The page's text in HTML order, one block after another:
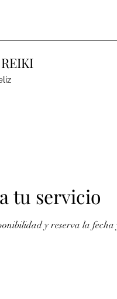
tu servicio
y reserva la